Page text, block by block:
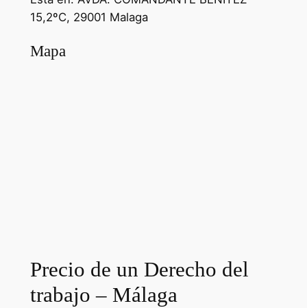
15,2ºC, 29001 Malaga
Mapa
Precio de un Derecho del
trabajo – Málaga